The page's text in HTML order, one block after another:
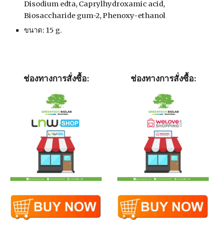
Disodium edta, Caprylhydroxamic acid,
Biosaccharide gum-2, Phenoxy-ethanol
ขนาด: 15 g.
ช่องทางการสั่งซื้อ: ช่องทางการสั่งซื้อ: